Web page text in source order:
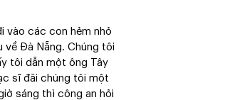
vào các con hẻm nhỏ
về Đà Nẵng. Chúng tôi
tôi dẫn một ông Tây
sĩ đãi chúng tôi một
sáng thì công an hỏi